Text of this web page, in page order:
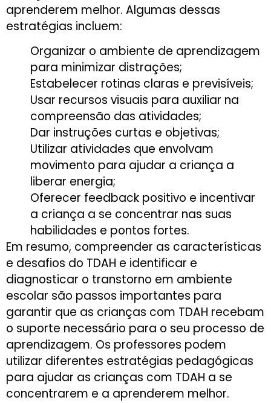
aprenderem melhor. Algumas dessas
estratégias incluem:
Organizar o ambiente de aprendizagem
para minimizar distrações;
Estabelecer rotinas claras e previsíveis;
Usar recursos visuais para auxiliar na
compreensão das atividades;
Dar instruções curtas e objetivas;
Utilizar atividades que envolvam
movimento para ajudar a criança a
liberar energia;
Oferecer feedback positivo e incentivar
a criança a se concentrar nas suas
habilidades e pontos fortes.
Em resumo, compreender as características
e desafios do TDAH e identificar e
diagnosticar o transtorno em ambiente
escolar são passos importantes para
garantir que as crianças com TDAH recebam
o suporte necessário para o seu processo de
aprendizagem. Os professores podem
utilizar diferentes estratégias pedagógicas
para ajudar as crianças com TDAH a se
concentrarem e a aprenderem melhor.